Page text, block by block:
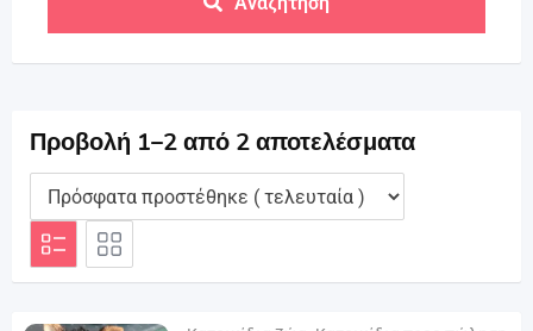
Προβολή 1–2 από 2 αποτελέσματα